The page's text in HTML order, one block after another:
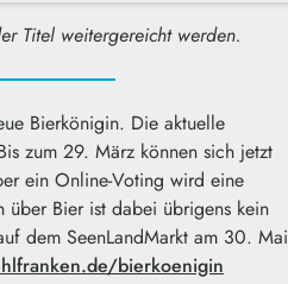
Titel weitergereicht werden.
Bierkönigin. Die aktuelle
zum 29. März können sich jetzt
ein Online-Voting wird eine
über Bier ist dabei übrigens kein
dem SeenLandMarkt am 30. Mai
bierkoenigin